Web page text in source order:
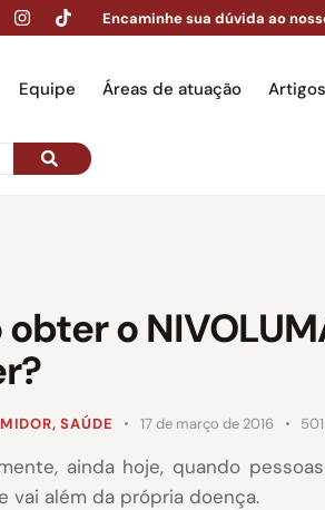
Encaminhe sua dúvida ao
Equipe Áreas de atuação Artigos
o
,SAÚDE 17 de março de 2016 501
ainda hoje, quando
vai além da própria doença.